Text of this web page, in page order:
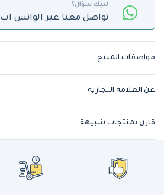
لديك سؤال؟
تواصل معنا عبر الواتس اب
مواصفات المنتج
عن العلامة التجارية
قارن بمنتجات شبيهة